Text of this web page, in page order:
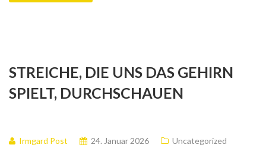
STREICHE, DIE UNS DAS GEHIRN
SPIELT, DURCHSCHAUEN
Irmgard Post 24. Januar 2026
Uncategorized